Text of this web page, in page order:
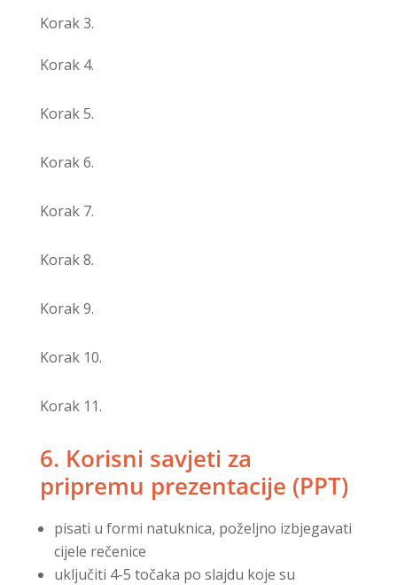
Korak 3.
Korak 4.
Korak 5.
Korak 6.
Korak 7.
Korak 8.
Korak 9.
Korak 10.
Korak 11.
6. Korisni savjeti za
pripremu prezentacije (PPT)
pisati u formi natuknica, poželjno izbjegavati
cijele rečenice
uključiti 4-5 točaka po slajdu koje su